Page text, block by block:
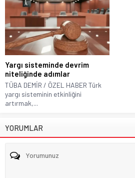
Yargı sisteminde devrim
niteliğinde adımlar
TÜBA DEMİR / ÖZEL HABER Türk
yargı sisteminin etkinliğini
artırmak,...
YORUMLAR